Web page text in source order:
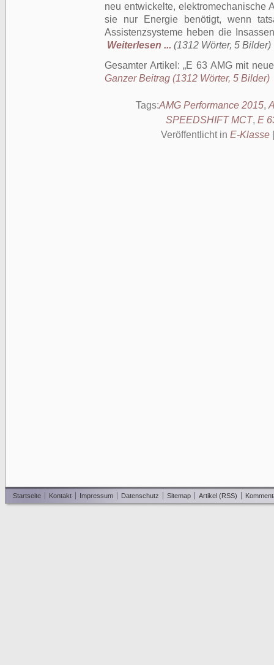
neu entwickelte, elektromechanische
sie nur Energie benötigt, wenn
Assistenzsysteme heben die
Weiterlesen ... (1312 Wörter, 5 Bilder)
Gesamter Artikel: E 63 AMG mit
Ganzer Beitrag (1312 Wörter, 5 Bilder)
Tags:AMG Performance 2015,
SPEEDSHIFT MCT, E
Veröffentlicht in E-Klasse
Startseite Kontakt Impressum Datenschutz Sitemap Artikel (RSS)